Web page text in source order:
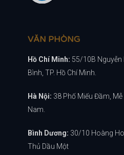
VĂN PHÒNG
Hồ Chí Minh: 55/10B Nguyễn
Bình, TP. Hồ Chí Minh.
Hà Nội: 38 Phố Miếu Đầm, Mễ
Nam.
Bình Dương: 30/10 Hoàng
Thủ Dầu Một